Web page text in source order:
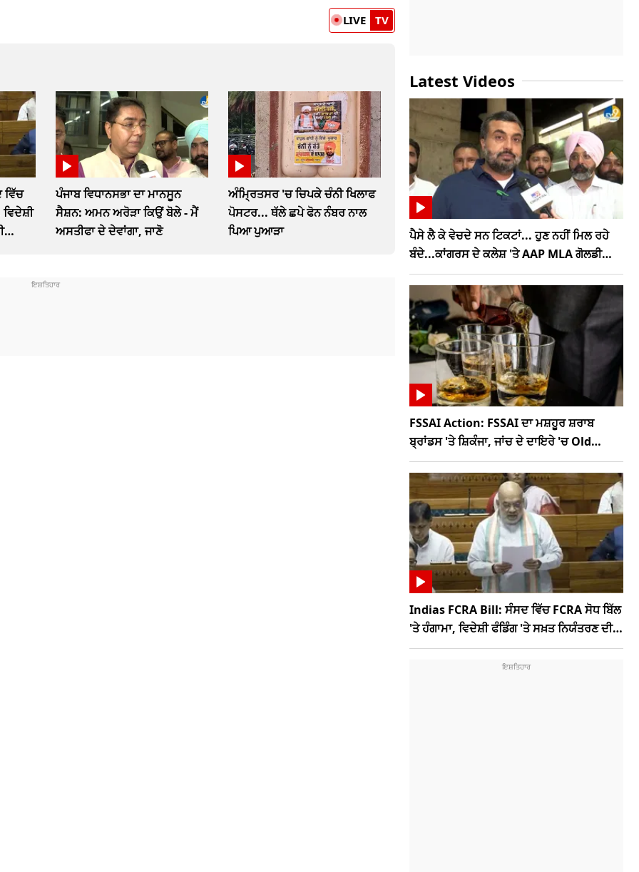
LIVE TV
ਵਿੱਚ
ਪੰਜਾਬ ਵਿਧਾਨਸਭਾ ਦਾ ਮਾਨਸੂਨ
ਸੈਸ਼ਨ: ਅਮਨ ਅਰੋੜਾ ਕਿਉਂ ਬੋਲੇ - ਮੈਂ
ਅਸਤੀਫਾ ਦੇ ਦੇਵਾਂਗਾ, ਜਾਣੋ
ਅੰਮ੍ਰਿਤਸਰ 'ਚ ਚਿਪਕੇ ਚੰਨੀ ਖਿਲਾਫ
ਪੋਸਟਰ... ਥੱਲੇ ਛਪੇ ਫੋਨ ਨੰਬਰ ਨਾਲ
ਪਿਆ ਪੁਆੜਾ
Latest Videos
ਪੈਸੇ ਲੈ ਕੇ ਵੇਚਦੇ ਸਨ ਟਿਕਟਾਂ... ਹੁਣ ਨਹੀਂ ਮਿਲ ਰਹੇ
ਬੰਦੇ...ਕਾਂਗਰਸ ਦੇ ਕਲੇਸ਼ 'ਤੇ AAP MLA ਗੋਲਡੀ
ਕੰਬੋਜ ਦਾ ਤਿੱਖਾ ਤੰਜ
FSSAI Action: FSSAI ਦਾ ਮਸ਼ਹੂਰ ਸ਼ਰਾਬ
ਬ੍ਰਾਂਡਸ 'ਤੇ ਸ਼ਿਕੰਜਾ, ਜਾਂਚ ਦੇ ਦਾਇਰੇ 'ਚ Old
Monk, McDowells
Indias FCRA Bill: ਸੰਸਦ ਵਿੱਚ FCRA ਸੋਧ ਬਿੱਲ
'ਤੇ ਹੰਗਾਮਾ, ਵਿਦੇਸ਼ੀ ਫੰਡਿੰਗ 'ਤੇ ਸਖ਼ਤ ਨਿਯੰਤਰਣ ਦੀ
ਤਿਆਰੀ